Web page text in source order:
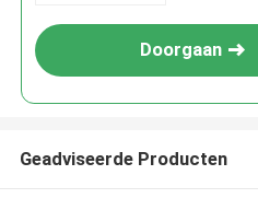
Doorgaan
Geadviseerde Producten